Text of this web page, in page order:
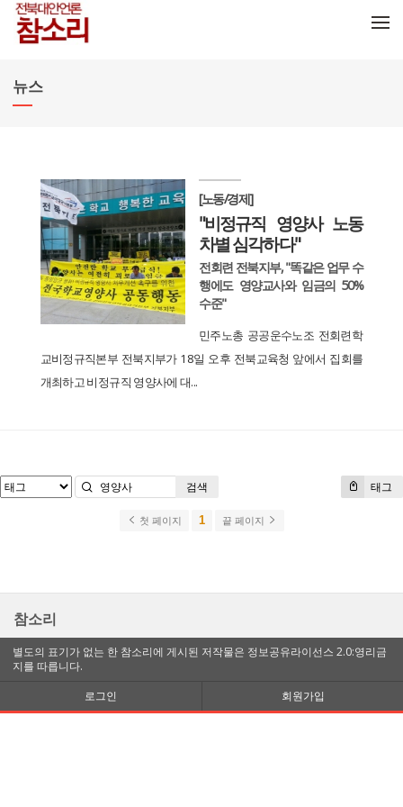
뉴스
[노동/경제]
"비정규직 영양사 노동
차별 심각하다"
전회련 전북지부, "똑같은 업무 수
행에도 영양교사와 임금의 50%
수준"
민주노총 공공운수노조 전회련학
교비정규직본부 전북지부가 18일 오후 전북교육청 앞에서 집회를
개최하고 비정규직 영양사에 대...
태그
검색
첫 페이지 1 끝 페이지
참소리
별도의 표기가 없는 한 참소리에 게시된 저작물은 정보공유라이선스 2.0:영리금
지를 따릅니다.
로그인
회원가입